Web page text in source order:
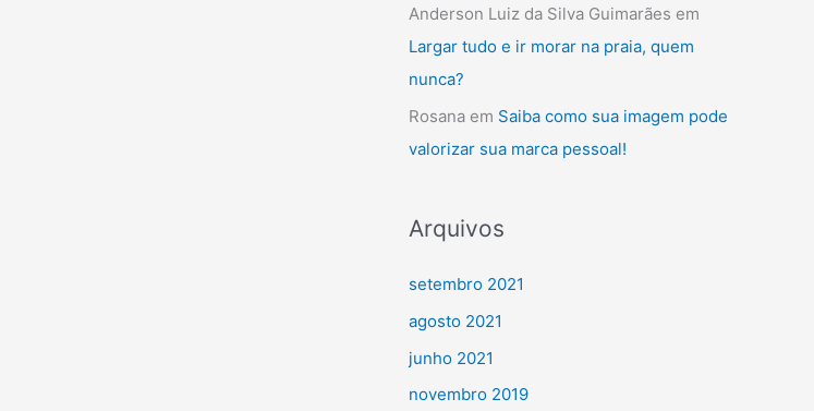
Anderson Luiz da Silva Guimarães em
Largar tudo e ir morar na praia, quem
nunca?
Rosana em Saiba como sua imagem pode
valorizar sua marca pessoal!
Arquivos
setembro 2021
agosto 2021
junho 2021
novembro 2019